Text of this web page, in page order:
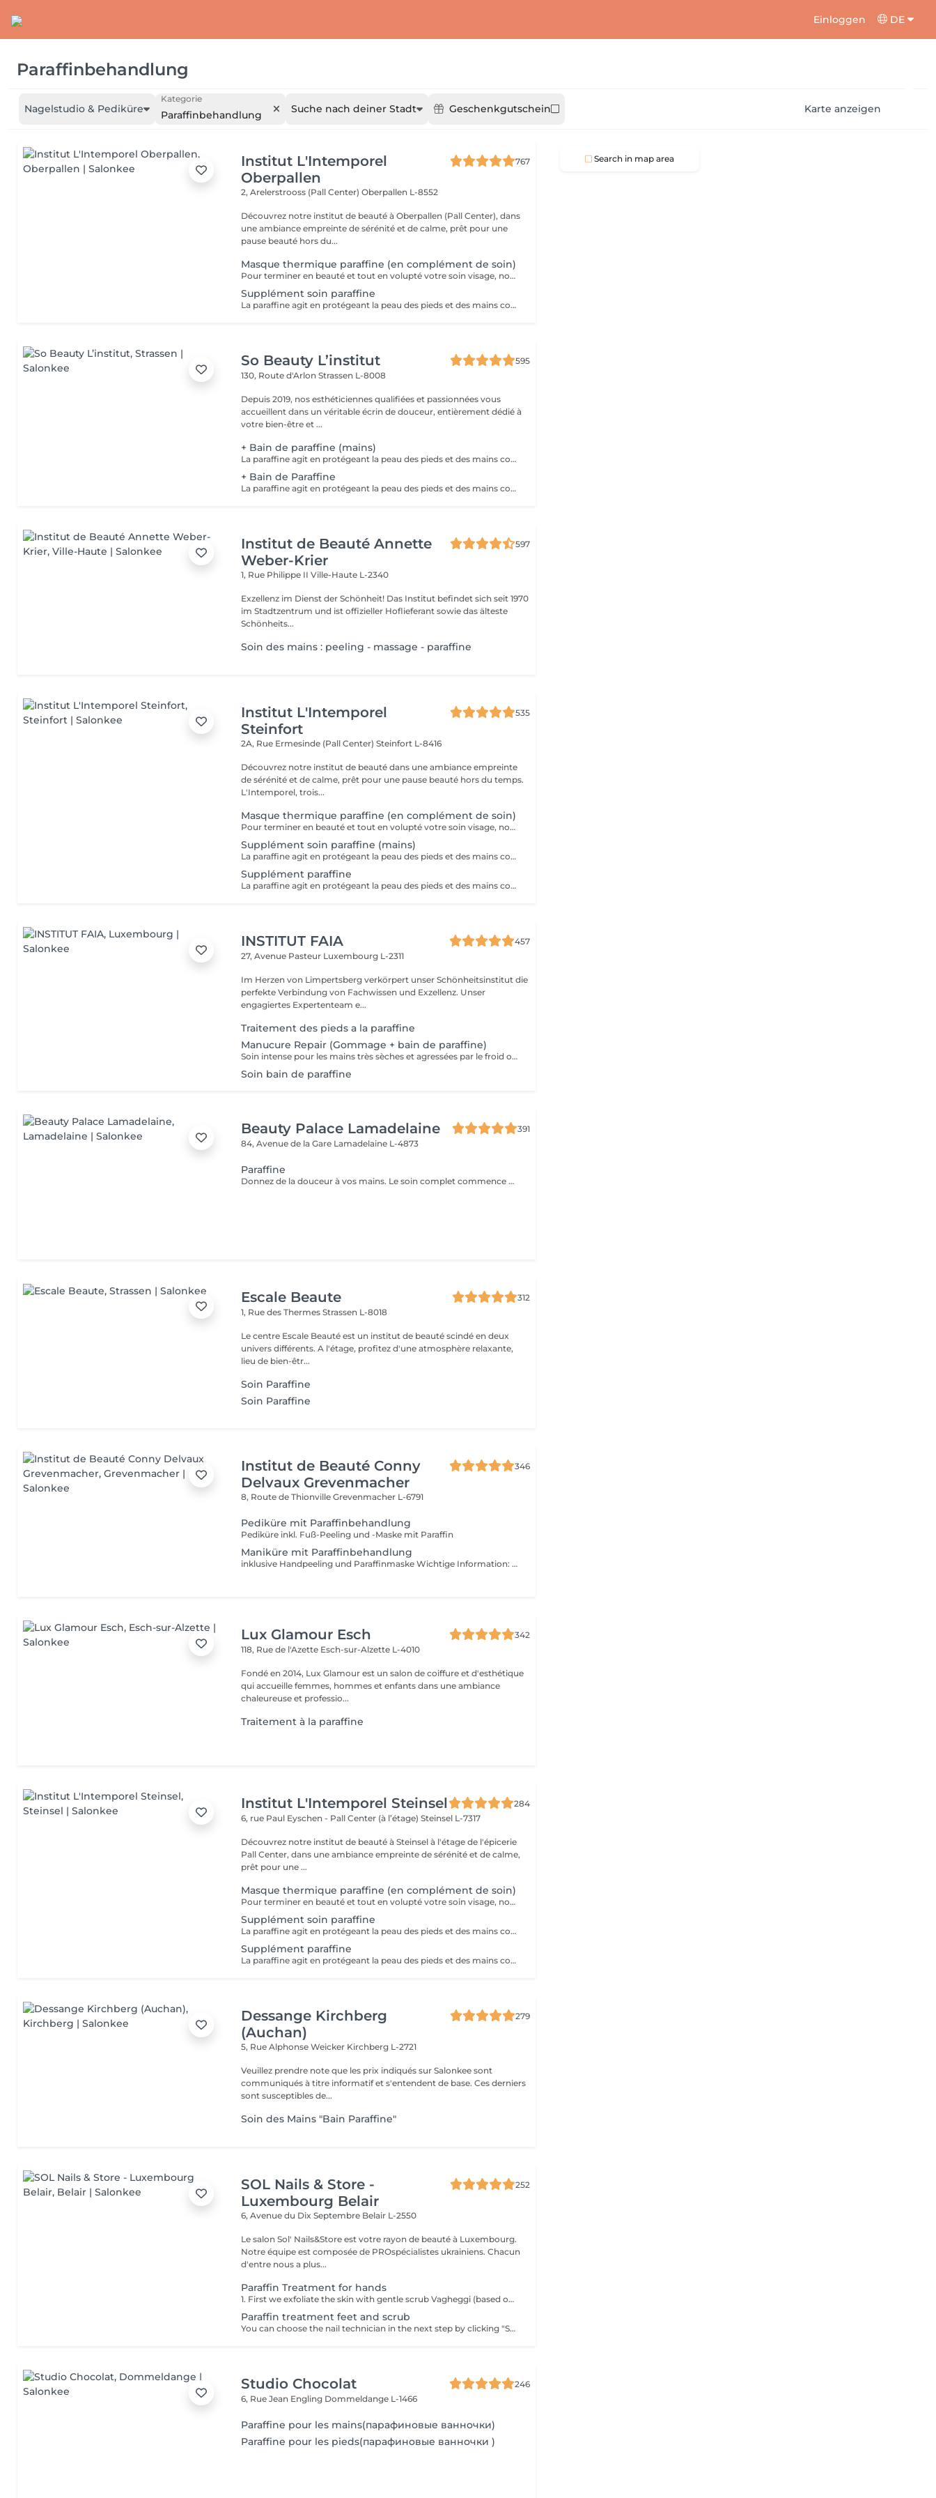
Einloggen DE
Paraffinbehandlung
Nagelstudio & Pediküre
Kategorie
Paraffinbehandlung Suche nach deiner Stadt Geschenkgutschein Karte anzeigen
Institut L'Intemporel
Oberpallen
767
2, Arelerstrooss (Pall Center)Oberpallen L-8552
Découvrez notre institut de beauté à Oberpallen (Pall Center), dans
une ambiance empreinte de sérénité et de calme, prêt pour une
pause beauté hors du...
Masque thermique paraffine (en complément de soin)
Pour terminer en beauté et tout en volupté votre soin visage, nous vous proposons le 'double masque '. Cela consiste en une application d'un masque crème bourré d'actifs hydratants/régénérants/anti-âge ou anti-oxydants suivi d'un bain de paraffine tiède. Ceci permet la pénétration intégrale du masque crème grâce à la chaleur de la paraffine et un fin de soin en douceur grâce aux actifs de la paraffine adoucissants et calmants. Une véritable sensation de détente.
Supplément soin paraffine
La paraffine agit en protégeant la peau des pieds et des mains contre les agressions extérieures. Sa capacité de rétention d'eau favorise l'hydratation de la peau. Le traitement à la paraffine est idéal pour avoir des membres lisses. En effet, ce produit procure un effet rajeunissant à la peau, en plus de l'adoucir. Uniquement avec un service de manucurie effectué à l'institut le même jour.
So Beauty L’institut
595
130, Route d'ArlonStrassen L-8008
Depuis 2019, nos esthéticiennes qualifiées et passionnées vous
accueillent dans un véritable écrin de douceur, entièrement dédié à
votre bien-être et ...
+ Bain de paraffine (mains)
La paraffine agit en protégeant la peau des pieds et des mains contre les agressions extérieures. Sa capacité de rétention d'eau favorise l'hydratation de la peau. Le traitement à la paraffine est idéal pour avoir des membres lisses. En effet, ce produit procure un effet rajeunissant à la peau, en plus de l'adoucir. Ce traitement est ainsi surtout recommandé à toute personne ayant la peau sèche.
+ Bain de Paraffine
La paraffine agit en protégeant la peau des pieds et des mains contre les agressions extérieures. Sa capacité de rétention d'eau favorise l'hydratation de la peau. Le traitement à la paraffine est idéal pour avoir des membres lisses. En effet, ce produit procure un effet rajeunissant à la peau, en plus de l'adoucir. Ce traitement est ainsi surtout recommandé à toute personne ayant la peau sèche.
Institut de Beauté Annette
Weber-Krier
597
1, Rue Philippe IIVille-Haute L-2340
Exzellenz im Dienst der Schönheit! Das Institut befindet sich seit 1970
im Stadtzentrum und ist offizieller Hoflieferant sowie das älteste
Schönheits...
Soin des mains : peeling - massage - paraffine
Institut L'Intemporel
Steinfort
535
2A, Rue Ermesinde (Pall Center)Steinfort L-8416
Découvrez notre institut de beauté dans une ambiance empreinte
de sérénité et de calme, prêt pour une pause beauté hors du temps.
L'Intemporel, trois...
Masque thermique paraffine (en complément de soin)
Pour terminer en beauté et tout en volupté votre soin visage, nous vous proposons le 'double masque '. Cela consiste en une application d'un masque crème bourré d'actifs hydratants/régénérants/anti-âge ou anti-oxydants suivi d'un bain de paraffine tiède. Ceci permet la pénétration intégrale du masque crème grâce à la chaleur de la paraffine et un fin de soin en douceur grâce aux actifs de la paraffine adoucissants et calmants. Une véritable sensation de détente.
Supplément soin paraffine (mains)
La paraffine agit en protégeant la peau des pieds et des mains contre les agressions extérieures. Sa capacité de rétention d'eau favorise l'hydratation de la peau. Le traitement à la paraffine est idéal pour avoir des membres lisses. En effet, ce produit procure un effet rajeunissant à la peau, en plus de l'adoucir. Uniquement avec un service de manucurie effectué à l'institut le même jour
Supplément paraffine
La paraffine agit en protégeant la peau des pieds et des mains contre les agressions extérieures. Sa capacité de rétention d'eau favorise l'hydratation de la peau. Le traitement à la paraffine est idéal pour avoir des membres lisses. En effet, ce produit procure un effet rajeunissant à la peau, en plus de l'adoucir. Uniquement avec un service de beauté des pieds ou de pédicurie effectué à l'institut le même jour
INSTITUT FAIA
457
27, Avenue Pasteur Luxembourg L-2311
Im Herzen von Limpertsberg verkörpert unser Schönheitsinstitut die
perfekte Verbindung von Fachwissen und Exzellenz. Unser
engagiertes Expertenteam e...
Traitement des pieds a la paraffine
Manucure Repair (Gommage + bain de paraffine)
Soin intense pour les mains très sèches et agressées par le froid ou les produits. Comprend le limage des ongles, la pousse et la coupe des cuticules, gommage, masque à la paraffine de 10 minutes et massage avec une crème de soin. Application d'une base transparente si désirée.
Soin bain de paraffine
Beauty Palace Lamadelaine
391
84, Avenue de la Gare Lamadelaine L-4873
Paraffine
Donnez de la douceur à vos mains. Le soin complet commence par un gommage de l'avant bras et des mains, puis vous trempez vos mains dans un bain de paraffine chaude, ce masque va poser environ 15 min, puis vient le moment de la détente le modelage des mains, relaxation suprême. Résultat des mains douces comme une peau de bébé.
Escale Beaute
312
1, Rue des ThermesStrassen L-8018
Le centre Escale Beauté est un institut de beauté scindé en deux
univers différents. A l'étage, profitez d'une atmosphère relaxante,
lieu de bien-êtr...
Soin Paraffine
Soin Paraffine
Institut de Beauté Conny
Delvaux Grevenmacher
346
8, Route de ThionvilleGrevenmacher L-6791
Pediküre mit Paraffinbehandlung
Pediküre inkl. Fuß-Peeling und -Maske mit Paraffin
Maniküre mit Paraffinbehandlung
inklusive Handpeeling und Paraffinmaske Wichtige Information: Wenn sie noch semipermanenten Lack auf ihren Nägeln haben, müssen sie dies bei der Buchung von einer Maniküre angeben (abnehmen von semipermanentem Lack ) Andernfalls haben wir nicht genügend Zeit für die gebuchte Maniküre ! ACHTUNG : Gelnägel oder Acryl können wir nicht entfernen !!!
Lux Glamour Esch
342
118, Rue de l'Azette Esch-sur-Alzette L-4010
Fondé en 2014, Lux Glamour est un salon de coiffure et d'esthétique
qui accueille femmes, hommes et enfants dans une ambiance
chaleureuse et professio...
Traitement à la paraffine
Institut L'Intemporel Steinsel
284
6, rue Paul Eyschen - Pall Center (à l’étage)Steinsel L-7317
Découvrez notre institut de beauté à Steinsel à l'étage de l'épicerie
Pall Center, dans une ambiance empreinte de sérénité et de calme,
prêt pour une ...
Masque thermique paraffine (en complément de soin)
Pour terminer en beauté et tout en volupté votre soin visage, nous vous proposons le 'double masque '. Cela consiste en une application d'un masque crème bourré d'actifs hydratants/régénérants/anti-âge ou anti-oxydants suivi d'un bain de paraffine tiède. Ceci permet la pénétration intégrale du masque crème grâce à la chaleur de la paraffine et une fin de soin en douceur grâce aux actifs de la paraffine adoucissants et calmants. Une véritable invitation à la détente.
Supplément soin paraffine
La paraffine agit en protégeant la peau des pieds et des mains contre les agressions extérieures. Sa capacité de rétention d'eau favorise l'hydratation de la peau. Le traitement à la paraffine est idéal pour avoir des membres lisses. En effet, ce produit procure un effet rajeunissant à la peau, en plus de l'adoucir. Uniquement avec un service de manucurie effectué à l'institut le même jour
Supplément paraffine
La paraffine agit en protégeant la peau des pieds et des mains contre les agressions extérieures. Sa capacité de rétention d'eau favorise l'hydratation de la peau. Le traitement à la paraffine est idéal pour avoir des membres lisses. En effet, ce produit procure un effet rajeunissant à la peau, en plus de l'adoucir. Uniquement avec un service de beauté des pieds ou de pédicurie effectué à l'institut le même jour
Dessange Kirchberg
(Auchan)
279
5, Rue Alphonse Weicker Kirchberg L-2721
Veuillez prendre note que les prix indiqués sur Salonkee sont
communiqués à titre informatif et s'entendent de base. Ces derniers
sont susceptibles de...
Soin des Mains "Bain Paraffine"
SOL Nails & Store -
Luxembourg Belair
252
6, Avenue du Dix Septembre Belair L-2550
Le salon Sol' Nails&Store est votre rayon de beauté à Luxembourg.
Notre équipe est composée de PROspécialistes ukrainiens. Chacun
d'entre nous a plus...
Paraffin Treatment for hands
1. First we exfoliate the skin with gentle scrub Vagheggi (based on brown sugar and ground coffee that have an exfoliating effect; also it includes detoxifying green clay) 2. After, we apply hydrating cream Vagheggi (that includes coconut oil and cocoa butter, vitamin E and moisturising hyaluronic acid) - it's amazing for nourishing and hydrating. 3. The last step is the paraffin wax itself. You gently dip a few times your hand into the warm melted paraffin. It builds up a thick, warm "glove" of wax. 4. Once the wax layers are set, the hand is wrapped in a protective plastic liner and then placed into a soft glove. This insulates the heat and allows the moisture to be absorbed. For 15-20 min you have time to rest and relax. 5. The final step is to remove everything and your hands are ready, fully nourished. Depending on your skin and desire, you can repeat this treatment 2-4 time once a week or 2 weeks to get a cumulative effect. Advantages: Deeply nourishes dry skin, restores elasticity, and provides a "velvet skin" effect. Ideal after winter.
Paraffin treatment feet and scrub
You can choose the nail technician in the next step by clicking "Select employee". 1. First we exfoliate the skin with gentle scrub Vagheggi (based on brown sugar and ground coffee that have an exfoliating effect; also it includes detoxifying green clay) 2. After, we apply hydrating cream Vagheggi (that includes coconut oil and cocoa butter, vitamin E and moisturising hyaluronic acid) - it's amazing for nourishing and hydrating. 3. The last step is the paraffin wax itself. You gently dip a few times your foot into the warm melted paraffin. It builds up a thick, warm "glove" of wax. 4. Once the wax layers are set, the foot is wrapped in a protective plastic liner and then placed into a soft glove. This insulates the heat and allows the moisture to be absorbed. For 15-20 min you have time to rest and relax. 5. The final step is to remove everything and your feet are ready, fully nourished. Depending on your skin and desire, you can repeat this treatment 2-4 time once a week or 2 weeks to get a cumulative effect. Advantages: Deeply nourishes dry skin, restores elasticity, and provides a "velvet skin" effect. Ideal after winter.
Studio Chocolat
246
6, Rue Jean Engling Dommeldange L-1466
Paraffine pour les mains(парафиновые ванночки)
Paraffine pour les pieds(парафиновые ванночки )
Search in map area